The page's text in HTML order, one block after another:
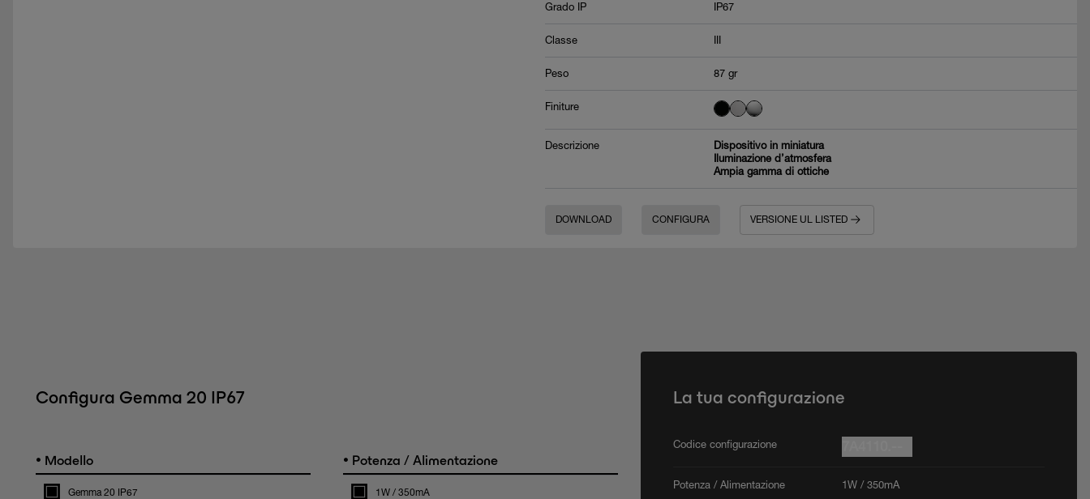
Grado IP IP67
Classe
Peso 87 gr
Finiture
Descrizione
Dispositivo in miniatura
Iluminazione d’atmosfera
Ampia gamma di ottiche
DOWNLOAD CONFIGURA VERSIONE UL LISTED
Configura Gemma 20 IP67
• Modello
Gemma 20 IP67
• Potenza / Alimentazione
1W / 350mA
La tua configurazione
Codice configurazione
Potenza / Alimentazione 1W / 350mA